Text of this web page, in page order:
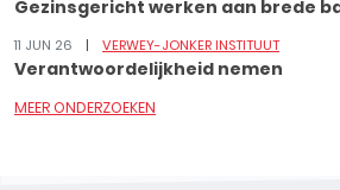
Gezinsgericht werken aan brede
11 JUN 26 VERWEY-JONKER INSTITUUT
Verantwoordelijkheid nemen
MEER ONDERZOEKEN